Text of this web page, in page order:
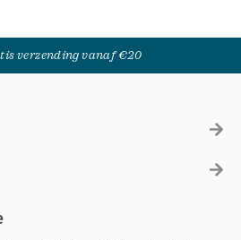
verzending vanaf €20